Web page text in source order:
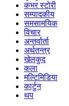
कभर स्टोरी
सम्पादकीय
समसामयिक
विचार
अन्तर्वार्ता
अर्थतन्त्र
खेलकुद
कला
मल्टिमिडिया
कार्टुन
थप